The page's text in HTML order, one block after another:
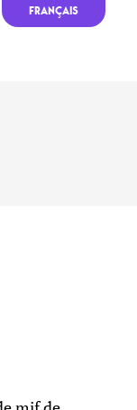
FRANÇAIS